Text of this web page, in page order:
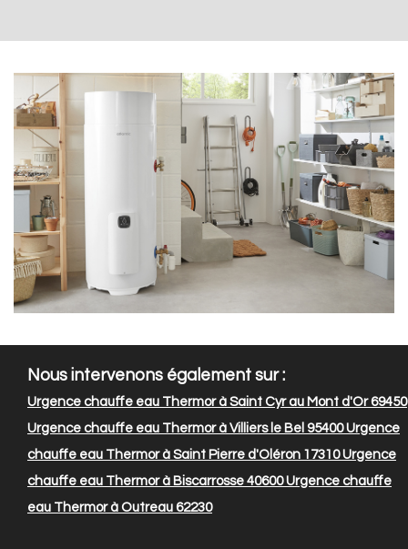
Nous intervenons également sur :
Urgence chauffe eau Thermor à Saint Cyr au Mont d'Or 69450
Urgence chauffe eau Thermor à Villiers le Bel 95400Urgence
chauffe eau Thermor à Saint Pierre d'Oléron 17310Urgence
chauffe eau Thermor à Biscarrosse 40600Urgence chauffe
eau Thermor à Outreau 62230